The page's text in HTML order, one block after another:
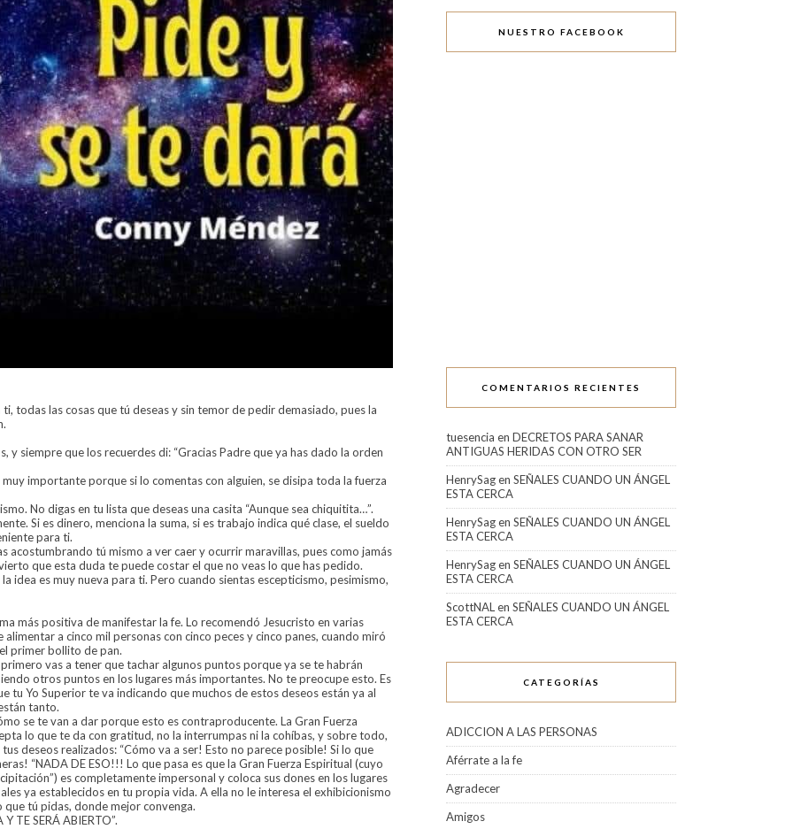
todas las cosas que tú deseas y sin temor de pedir demasiado, pues la
y siempre que los recuerdes di: “Gracias Padre que ya has dado la orden
importante porque si lo comentas con alguien, se disipa toda la fuerza
No digas en tu lista que deseas una casita “Aunque sea chiquitita…”.
Si es dinero, menciona la suma, si es trabajo indica qué clase, el sueldo
para ti.
acostumbrando tú mismo a ver caer y ocurrir maravillas, pues como jamás
que esta duda te puede costar el que no veas lo que has pedido.
idea es muy nueva para ti. Pero cuando sientas escepticismo, pesimismo,
más positiva de manifestar la fe. Lo recomendó Jesucristo en varias
a cinco mil personas con cinco peces y cinco panes, cuando miró
primer bollito de pan.
vas a tener que tachar algunos puntos porque ya se te habrán
otros puntos en los lugares más importantes. No te preocupe esto. Es
tu Yo Superior te va indicando que muchos de estos deseos están ya al
tanto.
se te van a dar porque esto es contraproducente. La Gran Fuerza
lo que te da con gratitud, no la interrumpas ni la cohíbas, y sobre todo,
deseos realizados: “Cómo va a ser! Esto no parece posible! Si lo que
“NADA DE ESO!!! Lo que pasa es que la Gran Fuerza Espiritual (cuyo
es completamente impersonal y coloca sus dones en los lugares
ya establecidos en tu propia vida. A ella no le interesa el exhibicionismo
tú pidas, donde mejor convenga.
TE SERÁ ABIERTO”.
NUESTRO FACEBOOK
COMENTARIOS RECIENTES
tuesencia en DECRETOS PARA SANAR
ANTIGUAS HERIDAS CON OTRO SER
HenrySagen SEÑALES CUANDO UN ÁNGEL
ESTA CERCA
HenrySagen SEÑALES CUANDO UN ÁNGEL
ESTA CERCA
HenrySagen SEÑALES CUANDO UN ÁNGEL
ESTA CERCA
ScottNAL en SEÑALES CUANDO UN ÁNGEL
ESTA CERCA
CATEGORÍAS
ADICCION A LAS PERSONAS
Aférrate a la fe
Agradecer
Amigos